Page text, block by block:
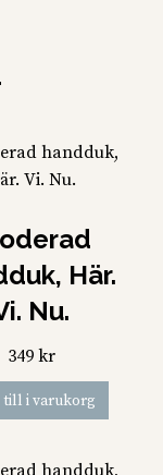
Här.
Nu.
349 kr
till i varukorg